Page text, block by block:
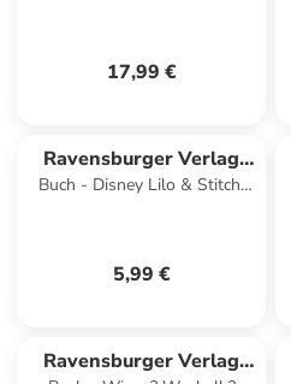
17,99 €
Ravensburger Verlag
GmbH
Buch - Disney Lilo & Stitch:
5,99 €
Ravensburger Verlag